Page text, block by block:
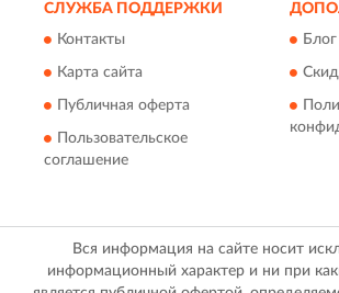
СЛУЖБА ПОДДЕРЖКИ
Контакты
Карта сайта
Публичная оферта
Пользовательское
соглашение
Блог
Вся информация на сайте носит
информационный характер и ни при